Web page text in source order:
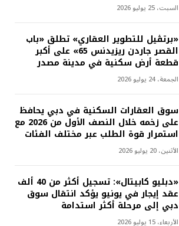
السبت، 25 يوليو 2026
«برتڤيل للتطوير العقاري» تطلق «باب
القصر جاردن ريزيدنس 65» على أكبر
قطعة أرض سكنية في مدينة مصدر
الجمعة، 24 يوليو 2026
سوق العقارات السكنية في دبي يحافظ
على زخمه خلال النصف الأول من 2026 مع
استمرار قوة الطلب عبر مختلف الفئات
الأثنين، 20 يوليو 2026
«دبليو كابيتال»: تسجيل أكثر من 40 ألف
عقد إيجار في يونيو يؤكد انتقال سوق
دبي إلى مرحلة أكثر استدامة
الأربعاء، 15 يوليو 2026